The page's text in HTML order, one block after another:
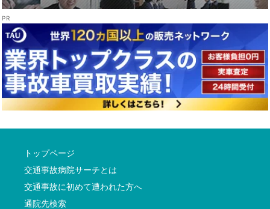
トップページ
交通事故病院サーチとは
交通事故に初めて遭われた方へ
通院先検索